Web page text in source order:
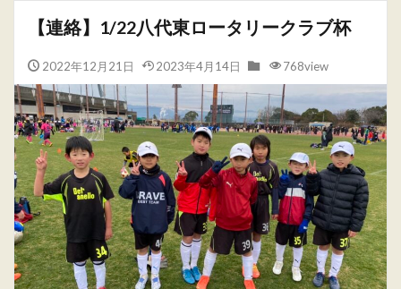
【連絡】1/22八代東ロータリークラブ杯
2022年12月21日 2023年4月14日 768view